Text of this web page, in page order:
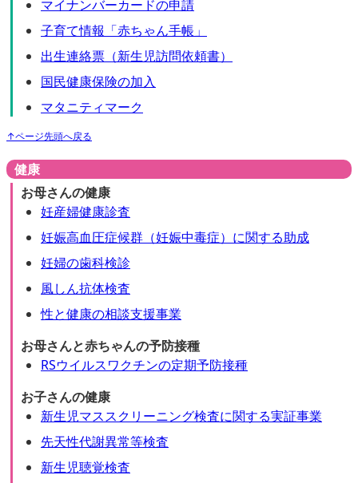
マイナンバーカードの申請
子育て情報「赤ちゃん手帳」
出生連絡票（新生児訪問依頼書）
国民健康保険の加入
マタニティマーク
↑ページ先頭へ戻る
健康
お母さんの健康
妊産婦健康診査
妊娠高血圧症候群（妊娠中毒症）に関する助成
妊婦の歯科検診
風しん抗体検査
性と健康の相談支援事業
お母さんと赤ちゃんの予防接種
RSウイルスワクチンの定期予防接種
お子さんの健康
新生児マススクリーニング検査に関する実証事業
先天性代謝異常等検査
新生児聴覚検査